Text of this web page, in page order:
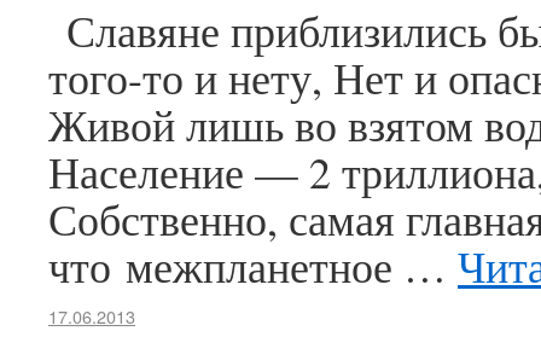
Славяне приблизились
того-то и нету, Нет и
Живой лишь во взятом
Население — 2
Собственно, самая
что межпланетное …
17.06.2013